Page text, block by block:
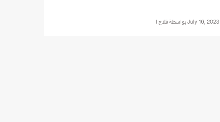
July 16, 2023بواسطةفلاح ا